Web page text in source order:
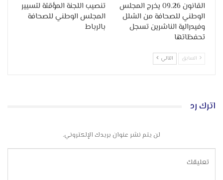
القانون 09.26 يخرج المجلس
الوطني للصحافة من الشلل
وفيدرالية الناشرين تسجل
تحفظاتها
تنصيب اللجنة المؤقتة لتسيير
المجلس الوطني للصحافة
بالرباط
السابق التالي
اترك رد
لن يتم نشر عنوان بريدك الإلكتروني.